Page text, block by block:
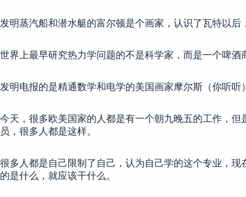
发明蒸汽船和潜水艇的富尔顿是个画家，认识了瓦特以
世界上最早研究热力学问题的不是科学家，而是一个啤
发明电报的是精通数学和电学的美国画家摩尔斯（你听听
今天，很多欧美国家的人都是有一个朝九晚五的工作，
员，很多人都是这样。
很多人都是自己限制了自己，认为自己学的这个专业，
的是什么，就应该干什么。